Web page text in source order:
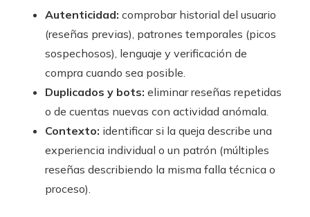
Autenticidad: comprobar historial del usuario
(reseñas previas), patrones temporales (picos
sospechosos), lenguaje y verificación de
compra cuando sea posible.
Duplicados y bots: eliminar reseñas repetidas
o de cuentas nuevas con actividad anómala.
Contexto: identificar si la queja describe una
experiencia individual o un patrón (múltiples
reseñas describiendo la misma falla técnica o
proceso).